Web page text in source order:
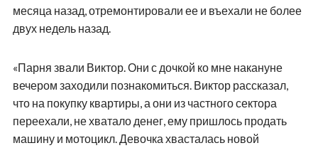
месяца назад, отремонтировали ее и въехали не более
двух недель назад.
«Парня звали Виктор. Они с дочкой ко мне накануне
вечером заходили познакомиться. Виктор рассказал,
что на покупку квартиры, а они из частного сектора
переехали, не хватало денег, ему пришлось продать
машину и мотоцикл. Девочка хвасталась новой